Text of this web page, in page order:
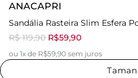
ANACAPRI
Sandália Rasteira Slim Esfera
R$ 119,90 R$59,90
ou 1x de R$59,90 sem juros